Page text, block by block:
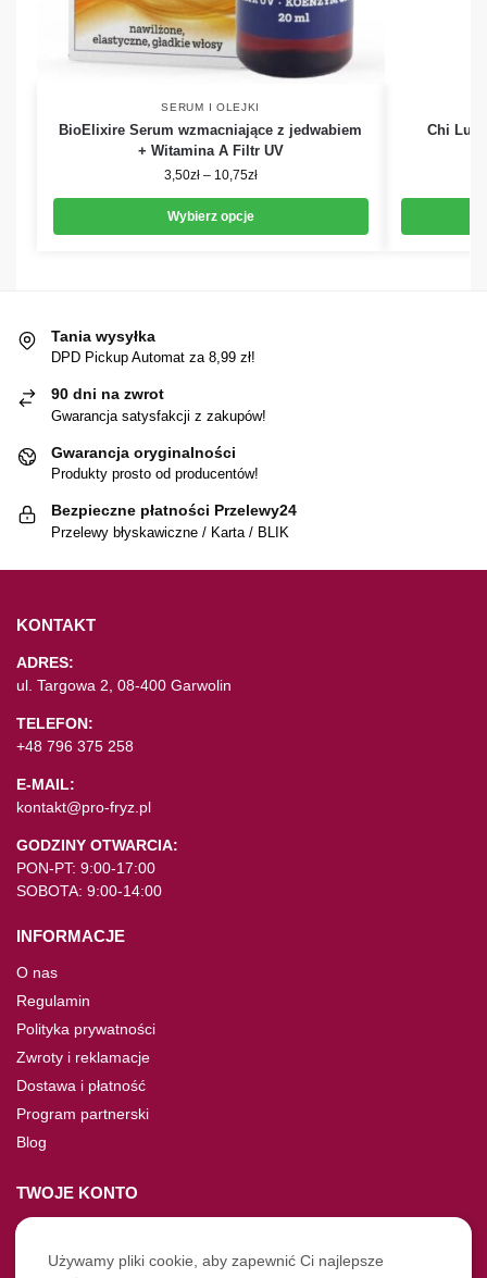
SERUM I OLEJKI
BioElixire Serum wzmacniające z jedwabiem
+ Witamina A Filtr UV
3,50zł – 10,75zł
Wybierz opcje
Chi
Tania wysyłka
DPD Pickup Automat za 8,99 zł!
90 dni na zwrot
Gwarancja satysfakcji z zakupów!
Gwarancja oryginalności
Produkty prosto od producentów!
Bezpieczne płatności Przelewy24
Przelewy błyskawiczne / Karta / BLIK
KONTAKT
ADRES:
ul. Targowa 2, 08-400 Garwolin
TELEFON:
+48 796 375 258
E-MAIL:
kontakt@pro-fryz.pl
GODZINY OTWARCIA:
PON-PT: 9:00-17:00
SOBOTA: 9:00-14:00
INFORMACJE
O nas
Regulamin
Polityka prywatności
Zwroty i reklamacje
Dostawa i płatność
Program partnerski
Blog
TWOJE KONTO
Moje konto
Nie pamiętasz hasła?
Używamy pliki cookie, aby zapewnić Ci najlepsze